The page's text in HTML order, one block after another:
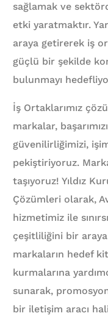
sağlamak ve
etki yaratmaktır.
araya getirerek iş
güçlü bir şekilde
bulunmayı
İş Ortaklarımız
markalar,
güvenilirliğimizi,
pekiştiriyoruz.
taşıyoruz! Yıldız
Çözümleri olarak,
hizmetimiz ile
çeşitliliğini bir
markaların hedef
kurmalarına
sunarak,
bir iletişim aracı